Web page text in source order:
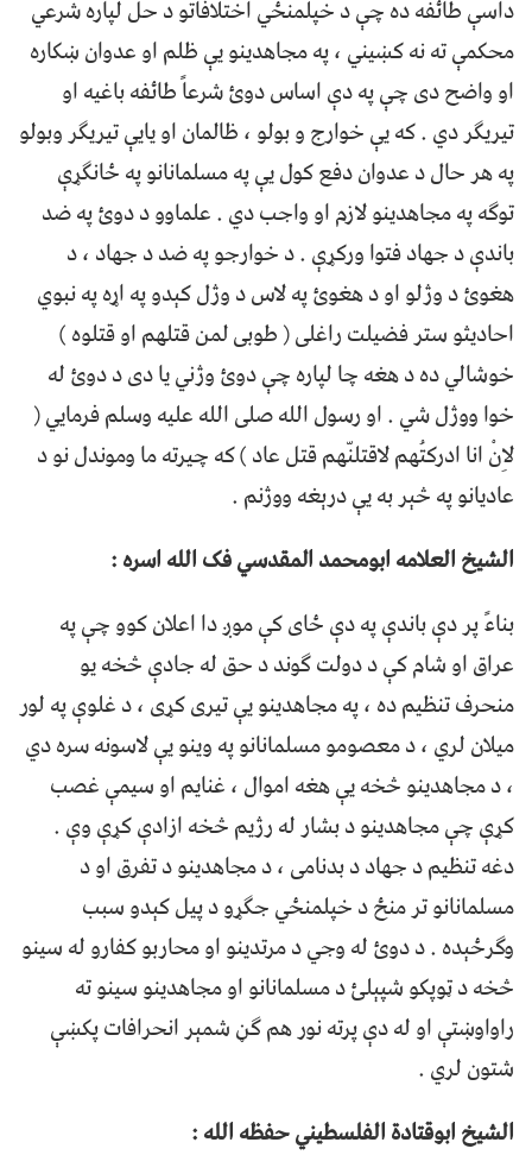
داسې طائفه ده چې د خپلمنځي اختلافاتو د حل لپاره شرعي
محکمې ته نه کښیني ، په مجاهدینو یې ظلم او عدوان ښکاره
او واضح دی چې په دې اساس دوئ شرعاً طائفه باغیه او
تیريګر دي . که یې خوارج و بولو ، ظالمان او یایې تیريګر وبولو
په هر حال د عدوان دفع کول یې په مسلمانانو په ځانګړې
توګه په مجاهدینو لازم او واجب دي . علماوو د دوئ په ضد
باندې د جهاد فتوا ورکړې . د خوارجو په ضد د جهاد ، د
هغوئ د وژلو او د هغوئ په لاس د وژل کېدو په اړه په نبوي
احادیثو ستر فضیلت راغلی ( طوبی لمن قتلهم او قتلوه )
خوشالي ده د هغه چا لپاره چې دوئ وژني یا دی د دوئ له
خوا ووژل شي . او رسول الله صلی الله علیه وسلم فرمایي (
لاِنْ انا ادرکتُهم لاقتلنّهم قتل عاد ) که چیرته ما وموندل نو د
عادیانو په څېر به یې درېغه ووژنم .
الشیخ العلامه ابومحمد المقدسي فک الله اسره :
بنا‌ءً پر دې باندې په دې ځای کې موږ دا اعلان کوو چې په
عراق او شام کې د دولت ګوند د حق له جادې څخه یو
منحرف تنظیم ده ، په مجاهدینو یې تیری کړی ، د غلوې په لور
میلان لري ، د معصومو مسلمانانو په وینو یې لاسونه سره دي
، د مجاهدینو څخه یې هغه اموال ، غنایم او سيمې غصب
کړې چې مجاهدینو د بشار له رژیم څخه ازادې کړې وې .
دغه تنظیم د جهاد د بدنامی ، د مجاهدینو د تفرق او د
مسلمانانو تر منځ د خپلمنځي جګړو د پیل کېدو سبب
وګرځېده . د دوئ له وجي د مرتدینو او محاربو کفارو له سینو
څخه د ټوپکو شپېلئ د مسلمانانو او مجاهدینو سینو ته
راواوښتې او له دې پرته نور هم ګڼ شمېر انحرافات پکښې
شتون لري .
الشیخ ابوقتادة الفلسطیني حفظه الله :